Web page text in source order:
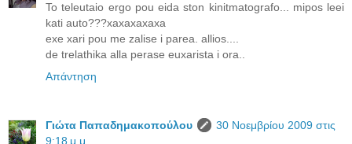
To teleutaio ergo pou eida ston kinitmatografo... mipos leei
kati auto???xaxaxaxaxa
exe xari pou me zalise i parea. allios....
de trelathika alla perase euxarista i ora..
Απάντηση
Γιώτα Παπαδημακοπούλου
30 Νοεμβρίου 2009 στις
9:18 μ.μ.